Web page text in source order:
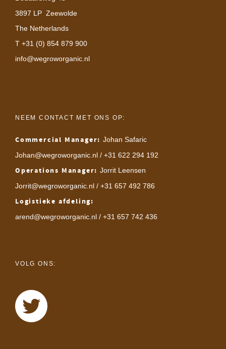
3897 LP Zeewolde
The Netherlands
T +31 (0) 854 879 900
info@wegroworganic.nl
NEEM CONTACT MET ONS OP:
Commercial Manager: Johan Safaric
Johan@wegroworganic.nl / +31 622 294 192
Operations Manager: Jorrit Leensen
Jorrit@wegroworganic.nl / +31 657 492 786
Logistieke afdeling:
arend@wegroworganic.nl / +31 657 742 436
VOLG ONS: